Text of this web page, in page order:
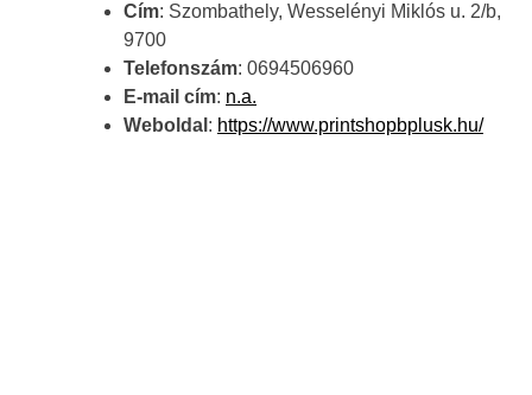
Cím: Szombathely, Wesselényi Miklós u. 2/b,
9700
Telefonszám: 0694506960
E-mail cím: n.a.
Weboldal : https://www.printshopbplusk.hu/